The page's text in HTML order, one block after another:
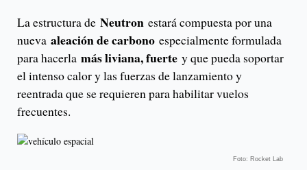
La estructura de Neutron estará compuesta por una
nueva aleación de carbono especialmente formulada
para hacerla más liviana, fuerte y que pueda soportar
el intenso calor y las fuerzas de lanzamiento y
reentrada que se requieren para habilitar vuelos
frecuentes.
Foto: Rocket Lab